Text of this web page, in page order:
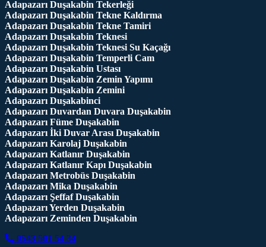
Adapazarı Duşakabin Tekerleği
Adapazarı Duşakabin Tekne Kaldırma
Adapazarı Duşakabin Tekne Tamiri
Adapazarı Duşakabin Teknesi
Adapazarı Duşakabin Teknesi Su Kaçağı
Adapazarı Duşakabin Temperli Cam
Adapazarı Duşakabin Ustası
Adapazarı Duşakabin Zemin Yapımı
Adapazarı Duşakabin Zemini
Adapazarı Duşakabinci
Adapazarı Duvardan Duvara Duşakabin
Adapazarı Füme Duşakabin
Adapazarı İki Duvar Arası Duşakabin
Adapazarı Karolaj Duşakabin
Adapazarı Katlanır Duşakabin
Adapazarı Katlanır Kapı Duşakabin
Adapazarı Metrobüs Duşakabin
Adapazarı Mika Duşakabin
Adapazarı Şeffaf Duşakabin
Adapazarı Yerden Duşakabin
Adapazarı Zeminden Duşakabin
0543 501 54 34